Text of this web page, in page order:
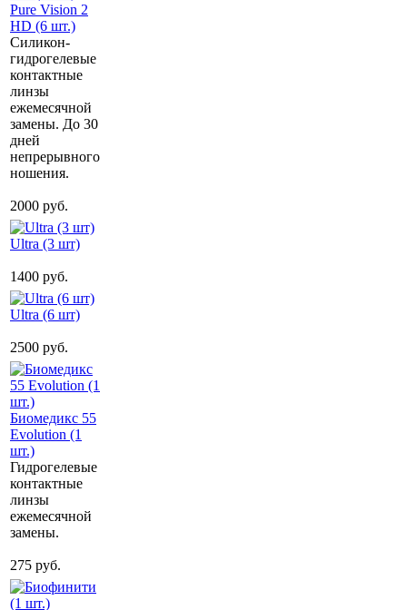
Pure Vision 2
HD (6 шт.)
Силикон-
гидрогелевые
контактные
линзы
ежемесячной
замены. До 30
дней
непрерывного
ношения.
2000 руб.
Ultra (3 шт)
1400 руб.
Ultra (6 шт)
2500 руб.
Биомедикс 55
Evolution (1
шт.)
Гидрогелевые
контактные
линзы
ежемесячной
замены.
275 руб.